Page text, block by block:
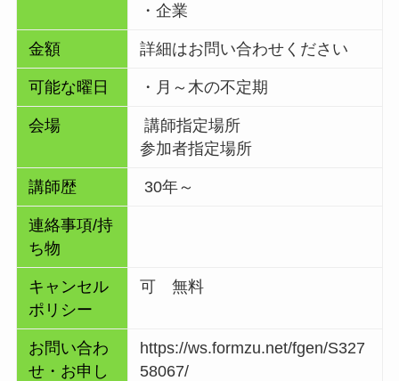
・企業
金額 詳細はお問い合わせください
可能な曜日 ・月～木の不定期
会場
講師指定場所
参加者指定場所
講師歴 30年～
連絡事項/持
ち物
キャンセル
ポリシー
可 無料
お問い合わ
せ・お申し
https://ws.formzu.net/fgen/S327
58067/